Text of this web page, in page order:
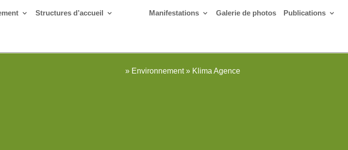
Structures d’accueil Manifestations Galerie de photos Publications
» Environnement » Klima Agence